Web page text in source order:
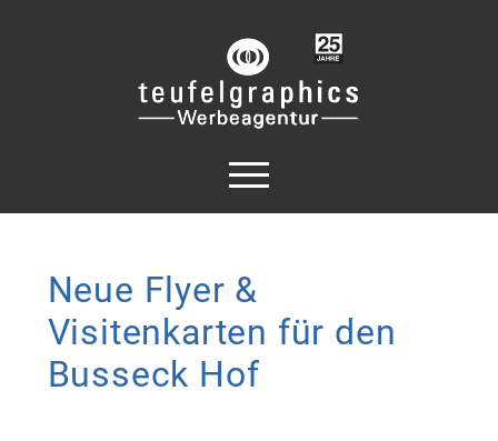
Neue Flyer &
Visitenkarten für den
Busseck Hof